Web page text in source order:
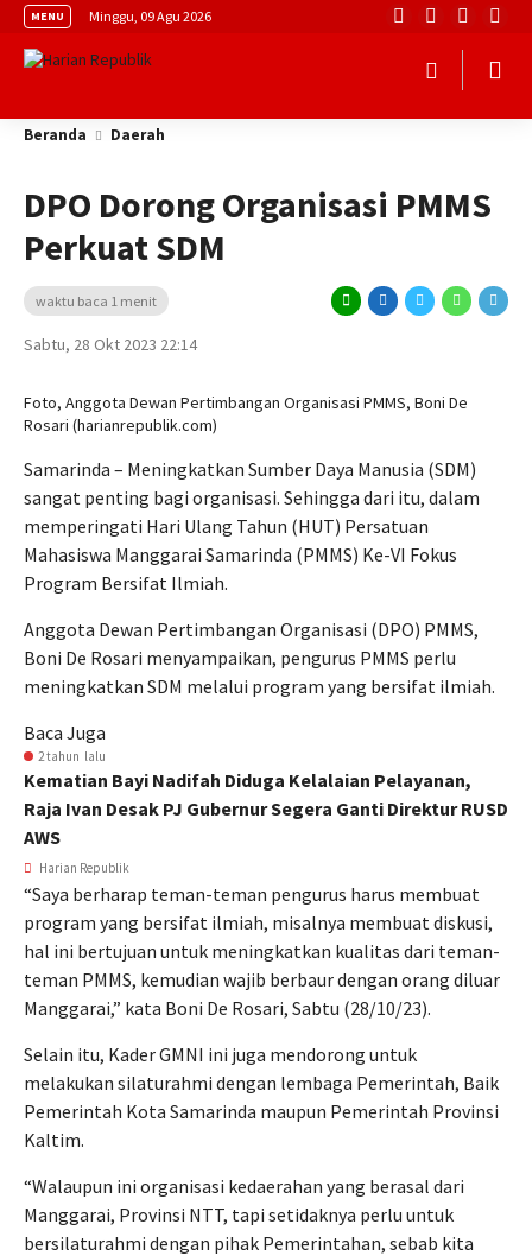
MENU Minggu, 09 Agu 2026
Beranda Daerah
DPO Dorong Organisasi PMMS
Perkuat SDM
waktu baca 1 menit
Sabtu, 28 Okt 2023 22:14
Foto, Anggota Dewan Pertimbangan Organisasi PMMS, Boni De
Rosari (harianrepublik.com)
Samarinda – Meningkatkan Sumber Daya Manusia (SDM)
sangat penting bagi organisasi. Sehingga dari itu, dalam
memperingati Hari Ulang Tahun (HUT) Persatuan
Mahasiswa Manggarai Samarinda (PMMS) Ke-VI Fokus
Program Bersifat Ilmiah.
Anggota Dewan Pertimbangan Organisasi (DPO) PMMS,
Boni De Rosari menyampaikan, pengurus PMMS perlu
meningkatkan SDM melalui program yang bersifat ilmiah.
Baca Juga
2 tahun lalu
Kematian Bayi Nadifah Diduga Kelalaian Pelayanan,
Raja Ivan Desak PJ Gubernur Segera Ganti Direktur RUSD
AWS
Harian Republik
“Saya berharap teman-teman pengurus harus membuat
program yang bersifat ilmiah, misalnya membuat diskusi,
hal ini bertujuan untuk meningkatkan kualitas dari teman-
teman PMMS, kemudian wajib berbaur dengan orang diluar
Manggarai,” kata Boni De Rosari, Sabtu (28/10/23).
Selain itu, Kader GMNI ini juga mendorong untuk
melakukan silaturahmi dengan lembaga Pemerintah, Baik
Pemerintah Kota Samarinda maupun Pemerintah Provinsi
Kaltim.
“Walaupun ini organisasi kedaerahan yang berasal dari
Manggarai, Provinsi NTT, tapi setidaknya perlu untuk
bersilaturahmi dengan pihak Pemerintahan, sebab kita